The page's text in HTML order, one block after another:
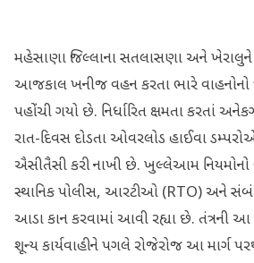
મહેસાણા જિલ્લાના સતલાસણા અને ખેરાલુને
આજકાલ ખનીજ વહન કરતા ભારે વાહનોનો
પહોંચી ગયો છે. નિર્ધારિત ક્ષમતા કરતાં
રાત-દિવસ દોડતા ઓવરલોડ હાઈવા ડમ્પરોએ
ઐસીતૈસી કરી નાખી છે. ખુલ્લેઆમ
સ્થાનિક પોલીસ, આરટીઓ (RTO) અને
આડા કાન કરવામાં આવી રહ્યા છે. તંત્રની આ
શૂન્ય કાર્યવાહીને પગલે રોજેરોજ આ માર્ગ